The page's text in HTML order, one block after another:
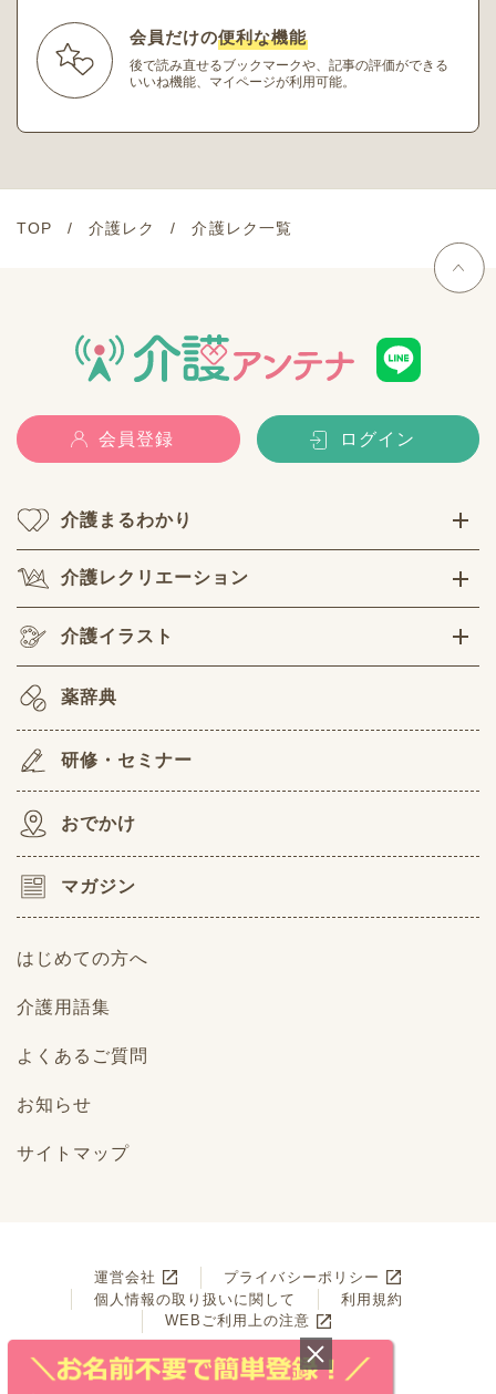
会員だけの便利な機能
後で読み直せるブックマークや、記事の評価ができる
いいね機能、マイページが利用可能。
TOP 介護レク 介護レク一覧
会員登録 ログイン
介護まるわかり
介護レクリエーション
介護イラスト
薬辞典
研修・セミナー
おでかけ
マガジン
はじめての方へ
介護用語集
よくあるご質問
お知らせ
サイトマップ
運営会社
プライバシーポリシー
個人情報の取り扱いに関して
利用規約
WEBご利用上の注意